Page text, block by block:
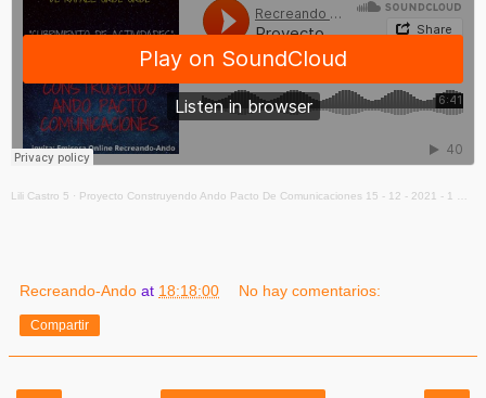
Lili Castro 5 · Proyecto Construyendo Ando Pacto De Comunicaciones 15 - 12 - 2021 - 1 Mezcla
Recreando-Ando at 18:18:00 No hay comentarios:
Compartir